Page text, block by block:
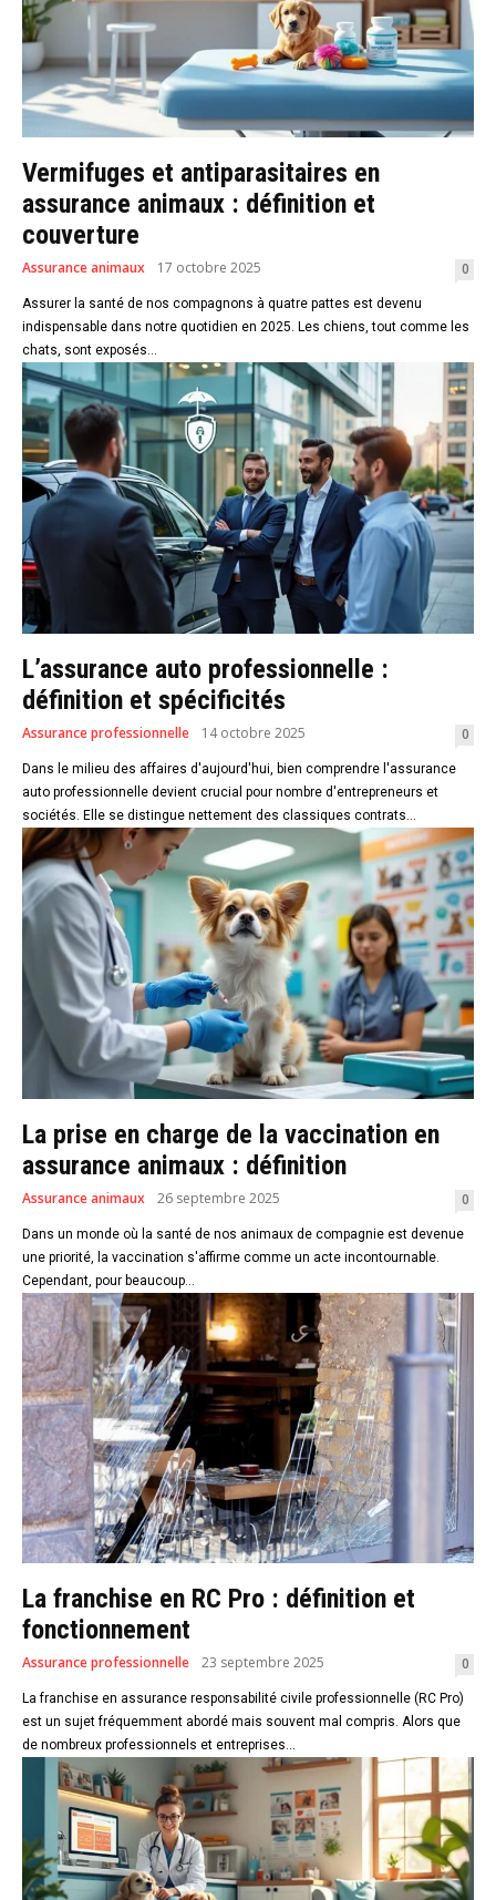
Vermifuges et antiparasitaires en
assurance animaux : définition et
couverture
Assurance animaux 17 octobre 2025 0
Assurer la santé de nos compagnons à quatre pattes est devenu
indispensable dans notre quotidien en 2025. Les chiens, tout comme les
chats, sont exposés...
L’assurance auto professionnelle :
définition et spécificités
Assurance professionnelle 14 octobre 2025 0
Dans le milieu des affaires d'aujourd'hui, bien comprendre l'assurance
auto professionnelle devient crucial pour nombre d'entrepreneurs et
sociétés. Elle se distingue nettement des classiques contrats...
La prise en charge de la vaccination en
assurance animaux : définition
Assurance animaux 26 septembre 2025 0
Dans un monde où la santé de nos animaux de compagnie est devenue
une priorité, la vaccination s'affirme comme un acte incontournable.
Cependant, pour beaucoup...
La franchise en RC Pro : définition et
fonctionnement
Assurance professionnelle 23 septembre 2025 0
La franchise en assurance responsabilité civile professionnelle (RC Pro)
est un sujet fréquemment abordé mais souvent mal compris. Alors que
de nombreux professionnels et entreprises...